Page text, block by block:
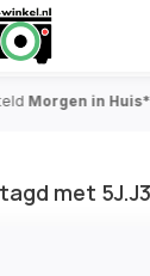
Morgen in Huis*
met